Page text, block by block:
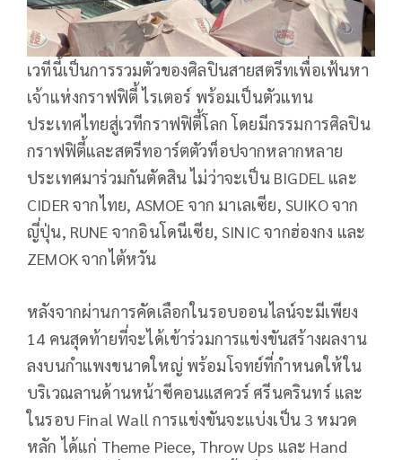
เวทีนี้เป็นการรวมตัวของศิลปินสายสตรีทเพื่อเฟ้นหา
เจ้าแห่งกราฟฟิตี้ ไรเตอร์ พร้อมเป็นตัวแทน
ประเทศไทยสู่เวทีกราฟฟิตี้โลก โดยมีกรรมการศิลปิน
กราฟฟิตี้และสตรีทอาร์ตตัวท็อปจากหลากหลาย
ประเทศมาร่วมกันตัดสิน ไม่ว่าจะเป็น BIGDEL และ
CIDER จากไทย, ASMOE จาก มาเลเซีย, SUIKO จาก
ญี่ปุ่น, RUNE จากอินโดนีเซีย, SINIC จากฮ่องกง และ
ZEMOK จากไต้หวัน
หลังจากผ่านการคัดเลือกในรอบออนไลน์จะมีเพียง
14 คนสุดท้ายที่จะได้เข้าร่วมการแข่งขันสร้างผลงาน
ลงบนกำแพงขนาดใหญ่ พร้อมโจทย์ที่กำหนดให้ใน
บริเวณลานด้านหน้าซีคอนแสควร์ ศรีนครินทร์ และ
ในรอบ Final Wall การแข่งขันจะแบ่งเป็น 3 หมวด
หลัก ได้แก่ Theme Piece, Throw Ups และ Hand